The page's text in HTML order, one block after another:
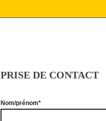
PRISE DE CONTACT
Nom/prénom*